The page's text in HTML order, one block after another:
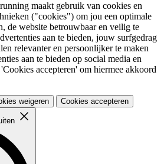
maakt gebruik van cookies en
("cookies") om jou een optimale
de website betrouwbaar en veilig te
aan te bieden, jouw surfgedrag
relevanter en persoonlijker te maken
aan te bieden op social media en
accepteren' om hiermee akkoord
weigeren Cookies accepteren